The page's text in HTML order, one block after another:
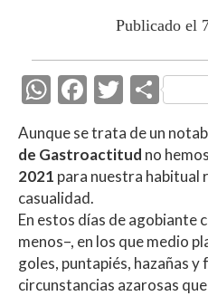
Publicado el
W
at
s
A
p
p
F
ac
e
b
o
o
k
T
w
itt
er
C
m
p
ar
ti
r
Aunque se trata de un
de Gastroactitud no
2021 para nuestra habitual
casualidad.
En estos días de agobiante
menos–, en los que medio
goles, puntapiés, hazañas y
circunstancias azarosas